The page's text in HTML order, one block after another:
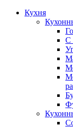
Кухня
С